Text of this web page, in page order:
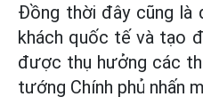
Đồng thời đây cũng là
khách quốc tế và tạo
được thụ hưởng các
tướng Chính phủ nhấn